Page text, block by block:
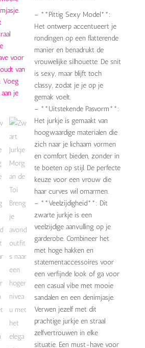
– **Pittig Sexy Model**:
Het ontwerp accentueert je
rondingen op een flatterende
manier en benadrukt de
vrouwelijke silhouette. De snit
is sexy, maar blijft toch
classy, zodat je je op je
gemak voelt.
– **Uitstekende Pasvorm**:
Het jurkje is gemaakt van
hoogwaardige materialen die
zich naar je lichaam vormen
en comfort bieden, zonder in
te boeten op stijl. De perfecte
keuze voor een vrouw die
haar curves wil omarmen.
– **Veelzijdigheid**: Dit
zwarte jurkje is een
veelzijdige aanvulling op je
garderobe. Combineer het
met hoge hakken en
statementaccessoires voor
een verfijnde look of ga voor
een casual vibe met mooie
sandalen en een denimjasje.
Verwen jezelf met dit
prachtige jurkje en straal
zelfvertrouwen in elke
situatie. Een must-have voor